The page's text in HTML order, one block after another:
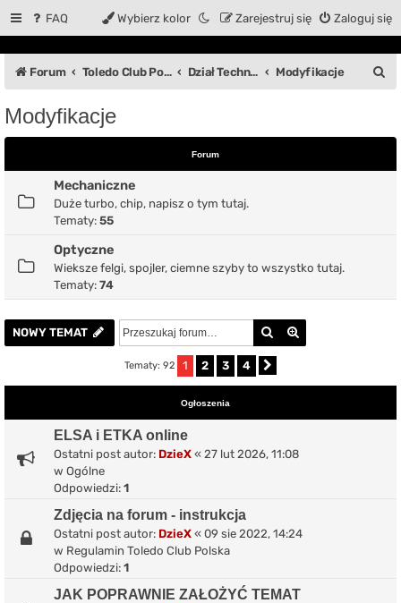
FAQ Zaloguj się
Zarejestruj się
Wybierz kolor
Forum Toledo Club Polska Dział Techniczny Modyfikacje
a
Modyfikacje
Forum
Mechaniczne
Duże turbo, chip, napisz o tym tutaj.
Tematy: 55
Optyczne
Wieksze felgi, spojler, ciemne szyby to wszystko tutaj.
Tematy: 74
NOWY TEMAT Szukaj
Tematy: 92 1 2 3 4
Ogłoszenia
ELSA i ETKA online
Ostatni post autor: DzieX « 27 lut 2026, 11:08
w Ogólne
Odpowiedzi: 1
Zdjęcia na forum - instrukcja
Ostatni post autor: DzieX « 09 sie 2022, 14:24
w Regulamin Toledo Club Polska
Odpowiedzi: 1
JAK POPRAWNIE ZAŁOŻYĆ TEMAT